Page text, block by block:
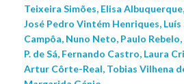
Teixeira Simões, Elisa
José Pedro Vintém Henriques,
Campôa, Nuno Neto, Paulo
P. de Sá, Fernando Castro, Laura
Artur Côrte-Real, Tobias Vilhena